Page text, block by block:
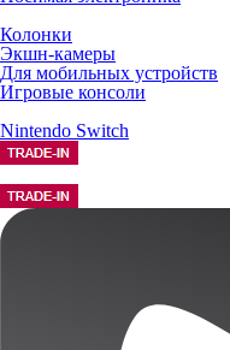
Колонки
Экшн-камеры
Для мобильных устройств
Игровые консоли
Nintendo Switch